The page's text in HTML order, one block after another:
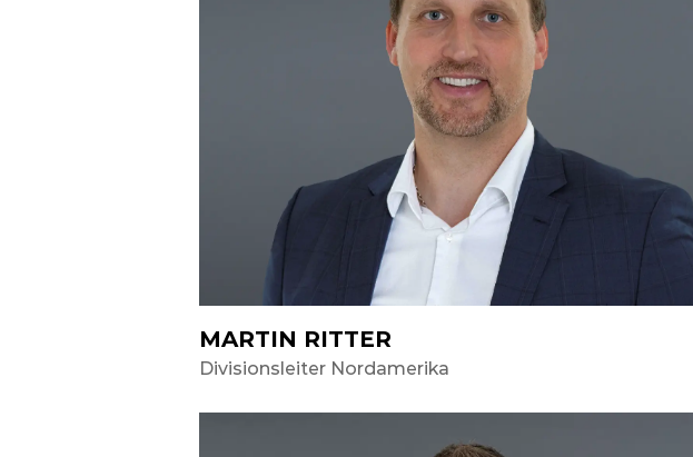
MARTIN RITTER
Divisionsleiter Nordamerika